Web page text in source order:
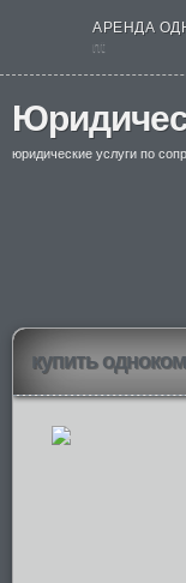
АРЕНДА
nt
юридические услуги по
купить